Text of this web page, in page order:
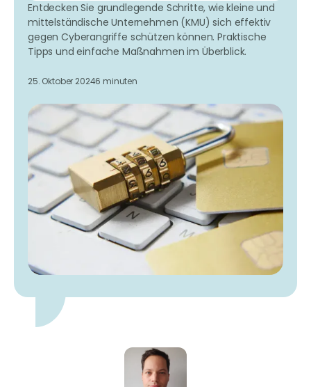
Entdecken Sie grundlegende Schritte, wie kleine und
mittelständische Unternehmen (KMU) sich effektiv
gegen Cyberangriffe schützen können. Praktische
Tipps und einfache Maßnahmen im Überblick.
25. Oktober 20246 minuten